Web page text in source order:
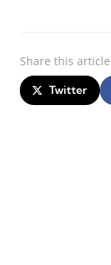
Share this article
Twitter